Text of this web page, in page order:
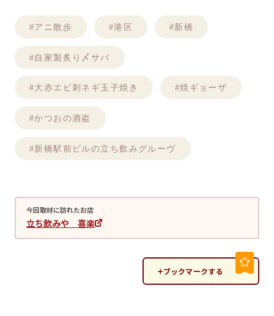
#アニ散歩 #港区 #新橋
#自家製炙り〆サバ
#大赤エビ刺ネギ玉子焼き #焼ギョーザ
#かつおの酒盗
#新橋駅前ビルの立ち飲みグルーヴ
今回取材に訪れたお店
立ち飲みや 喜楽
ブックマークする